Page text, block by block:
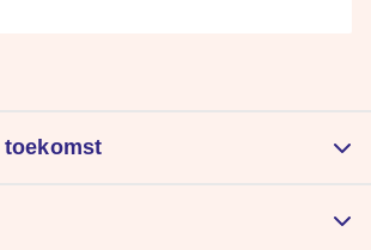
toekomst